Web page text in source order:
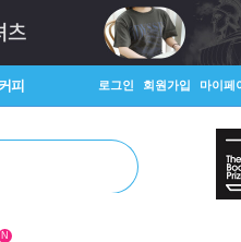
커피 로그인 회원가입 마이페
N